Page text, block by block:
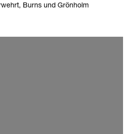
Burns und Grönholm